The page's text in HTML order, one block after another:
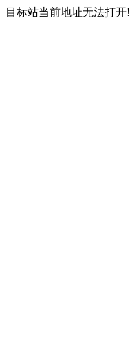
目标站当前地址无法打开!